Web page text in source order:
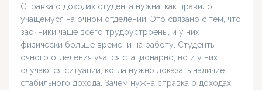
Справка о доходах студента нужна, как правило,
учащемуся на очном отделении. Это связано с тем, что
заочники чаще всего трудоустроены, и у них
физически больше времени на работу. Студенты
очного отделения учатся стационарно, но и у них
случаются ситуации, когда нужно доказать наличие
стабильного дохода. Зачем нужна справка о доходах